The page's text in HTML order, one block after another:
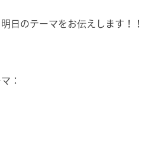
日のテーマをお伝えします！！
：